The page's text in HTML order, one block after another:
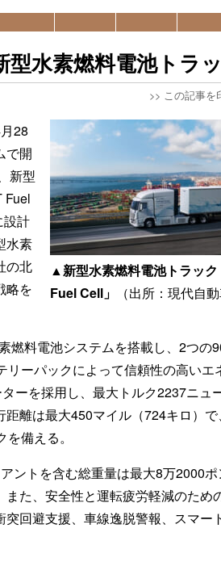
型水素燃料電池トラ
>> この記事を
▲新型水素燃料電池トラッ
Fuel Cell」
（出所：現代自動
28
で開
新型
Fuel
設計
水素
の北
略を
燃料電池システムを搭載し、2つの
リーパックによって信頼性の高いエ
ーを採用し、最大トルク2237ニュ
離は最大450マイル（724キロ）
備える。
ントを含む総重量は最大8万2000ポ
た、安全性と運転疲労軽減のため
回避支援、車線逸脱警報、スマー